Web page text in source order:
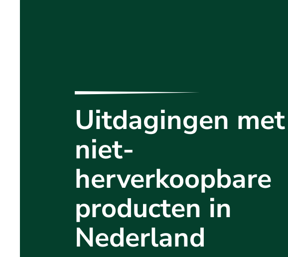
Uitdagingen met
niet-
herverkoopbare
producten in
Nederland